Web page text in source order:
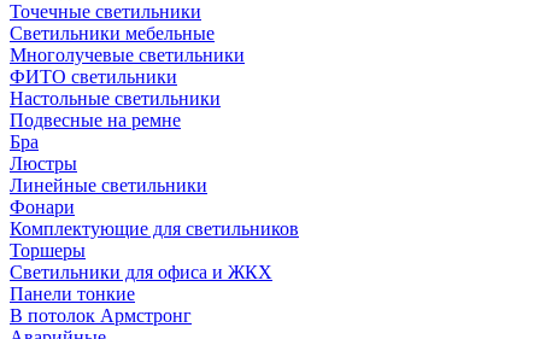
Точечные светильники
Светильники мебельные
Многолучевые светильники
ФИТО светильники
Настольные светильники
Подвесные на ремне
Бра
Люстры
Линейные светильники
Фонари
Комплектующие для светильников
Торшеры
Светильники для офиса и ЖКХ
Панели тонкие
В потолок Армстронг